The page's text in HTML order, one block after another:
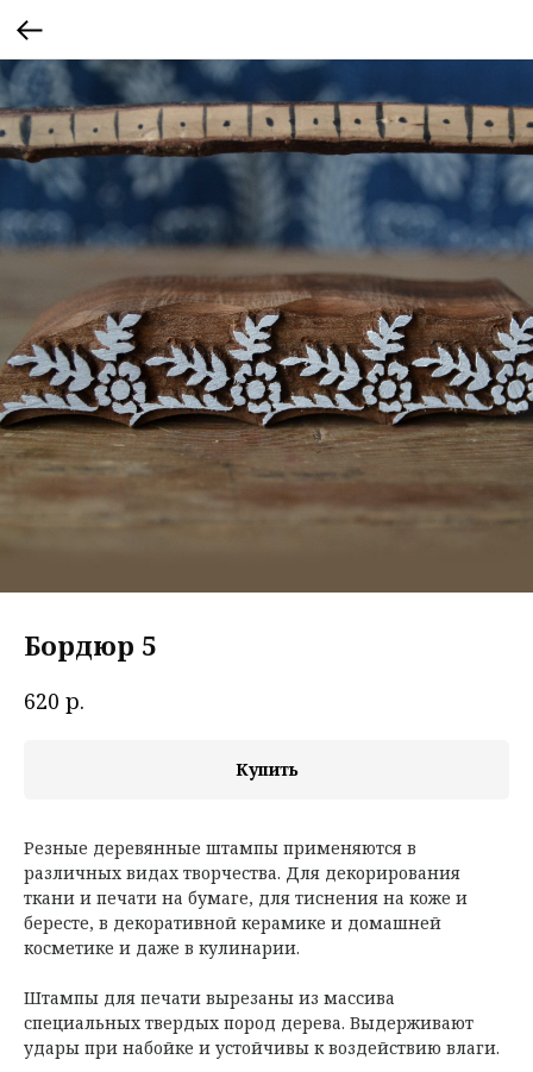
Бордюр 5
620 р.
Купить
Резные деревянные штампы применяются в
различных видах творчества. Для декорирования
ткани и печати на бумаге, для тиснения на коже и
бересте, в декоративной керамике и домашней
косметике и даже в кулинарии.
Штампы для печати вырезаны из массива
специальных твердых пород дерева. Выдерживают
удары при набойке и устойчивы к воздействию влаги.